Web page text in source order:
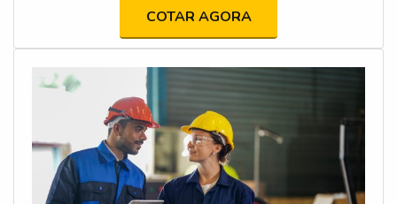
riscos de acidentes e assegurar que as máquinas
estejam em conformidade com os requisitos legais e
técnicos.
COTAR AGORA